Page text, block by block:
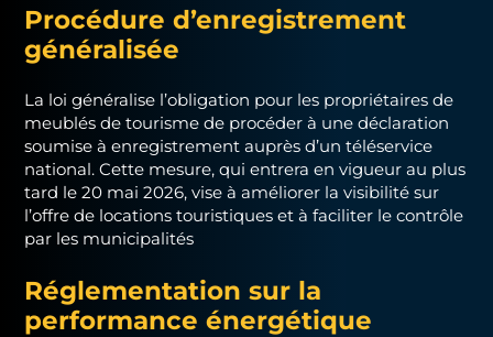
Procédure d’enregistrement
généralisée
La loi généralise l’obligation pour les propriétaires de
meublés de tourisme de procéder à une déclaration
soumise à enregistrement auprès d’un téléservice
national. Cette mesure, qui entrera en vigueur au plus
tard le 20 mai 2026, vise à améliorer la visibilité sur
l’offre de locations touristiques et à faciliter le contrôle
par les municipalités
Réglementation sur la
performance énergétique